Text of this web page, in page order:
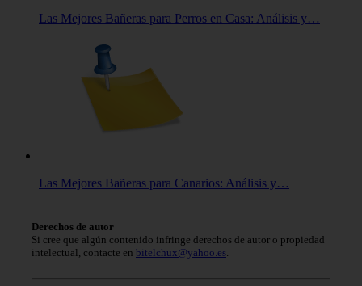
Las Mejores Bañeras para Perros en Casa: Análisis y…
Las Mejores Bañeras para Canarios: Análisis y…
Derechos de autor
Si cree que algún contenido infringe derechos de autor o propiedad
intelectual, contacte en bitelchux@yahoo.es.